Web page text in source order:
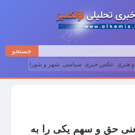
جستجو
هنری عکس خبری سیاسی شهر و شورا
حق و سهم یکی را به